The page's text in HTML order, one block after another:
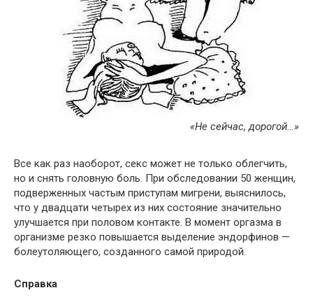
«Не сейчас, дорогой…»
Все как раз наоборот, секс может не только облегчить,
но и снять головную боль. При обследовании 50 женщин,
подверженных частым приступам мигрени, выяснилось,
что у двадцати четырех из них состояние значительно
улучшается при половом контакте. В момент оргазма в
организме резко повышается выделение эндорфинов —
болеутоляющего, созданного самой природой.
Справка